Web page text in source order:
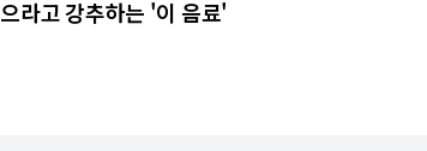
으라고 강추하는 '이 음료'